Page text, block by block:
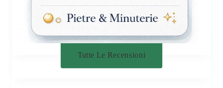
Tutte Le Recensioni